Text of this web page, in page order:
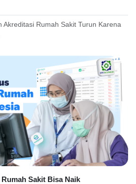
Akreditasi Rumah Sakit Turun Karena
Sakit Bisa Naik